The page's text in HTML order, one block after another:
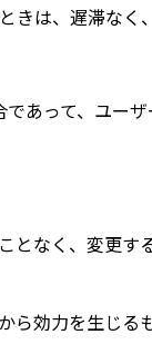
きは、遅滞なく
あって、ユー
となく、変更す
効力を生じる